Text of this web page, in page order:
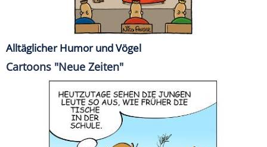
Alltäglicher Humor und Vögel
Cartoons "Neue Zeiten"